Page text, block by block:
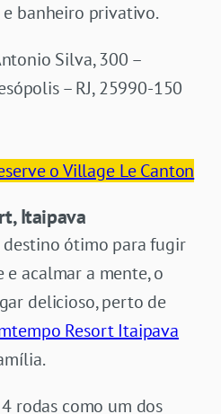
banheiro privativo.
Silva, 300 –
– RJ, 25990-150
o Village Le Canton
Itaipava
destino ótimo para fugir
e acalmar a mente, o
delicioso, perto de
Resort Itaipava
rodas como um dos